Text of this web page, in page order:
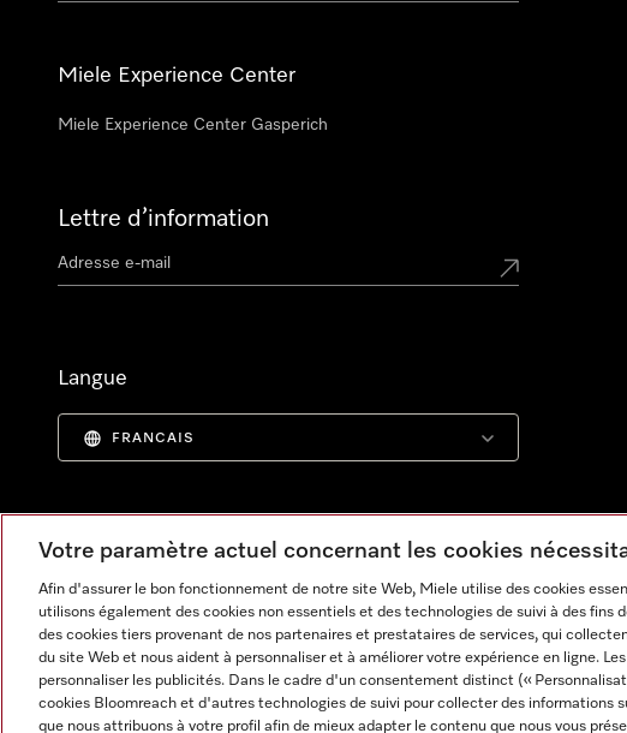
Miele Experience Center
Miele Experience Center Gasperich
Lettre d’information
Langue
FRANCAIS
Informations légales CGV Protection des données Conditions
Votre paramètre actuel concernant les cookies
Afin d'assurer le bon fonctionnement de notre site Web, Miele utilise des cookies
utilisons également des cookies non essentiels et des technologies de suivi à des fins
des cookies tiers provenant de nos partenaires et prestataires de services, qui
du site Web et nous aident à personnaliser et à améliorer votre expérience en ligne.
personnaliser les publicités. Dans le cadre d'un consentement distinct («
cookies Bloomreach et d'autres technologies de suivi pour collecter des informations
que nous attribuons à votre profil afin de mieux adapter le contenu que nous vous